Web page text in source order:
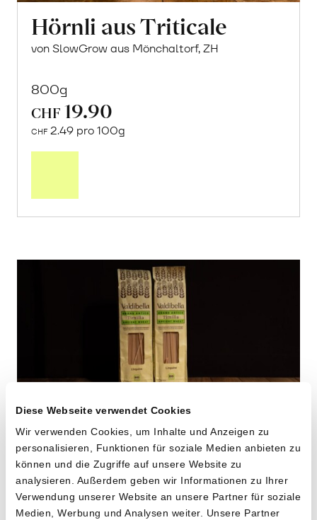
Diese Webseite verwendet Cookies
Wir verwenden Cookies, um Inhalte und Anzeigen zu
personalisieren, Funktionen für soziale Medien anbieten zu
können und die Zugriffe auf unsere Website zu
analysieren. Außerdem geben wir Informationen zu Ihrer
Verwendung unserer Website an unsere Partner für soziale
Medien, Werbung und Analysen weiter. Unsere Partner
Hörnli aus Triticale
von SlowGrow aus Mönchaltorf, ZH
800g
CHF 19.90
CHF 2.49 pro 100g
Linguine aus «Timilia»
Hartweizen
von Cooperativa Valdibella aus Camporeale,